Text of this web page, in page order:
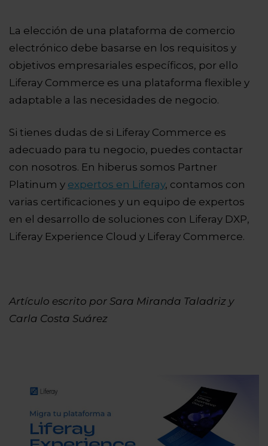
La elección de una plataforma de comercio
electrónico debe basarse en los requisitos y
objetivos empresariales específicos, por ello
Liferay Commerce es una plataforma flexible y
adaptable a las necesidades de negocio.
Si tienes dudas de si Liferay Commerce es
adecuado para tu negocio, puedes contactar
con nosotros. En hiberus somos Partner
Platinum y expertos en Liferay, contamos con
varias certificaciones y un equipo de expertos
en el desarrollo de soluciones con Liferay DXP,
Liferay Experience Cloud y Liferay Commerce.
Artículo escrito por Sara Miranda Taladriz y
Carla Costa Suárez